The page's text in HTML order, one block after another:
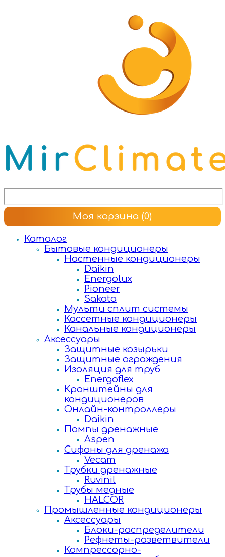
Моя корзина (0)
Каталог
Бытовые кондиционеры
Настенные кондиционеры
Daikin
Energolux
Pioneer
Sakata
Мульти сплит системы
Кассетные кондиционеры
Канальные кондиционеры
Аксессуары
Защитные козырьки
Защитные ограждения
Изоляция для труб
Energoflex
Кронштейны для
кондиционеров
Онлайн-контроллеры
Daikin
Помпы дренажные
Aspen
Сифоны для дренажа
Vecam
Трубки дренажные
Ruvinil
Трубы медные
HALCOR
Промышленные кондиционеры
Аксессуары
Блоки-распределители
Рефнеты-разветвители
Компрессорно-